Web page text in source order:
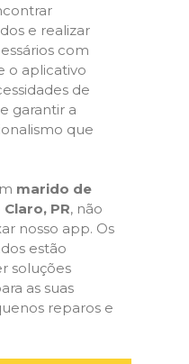
e realizar
com
o aplicativo
de
garantir a
que
marido de
PR, não
nosso app. Os
estão
soluções
as suas
reparos e